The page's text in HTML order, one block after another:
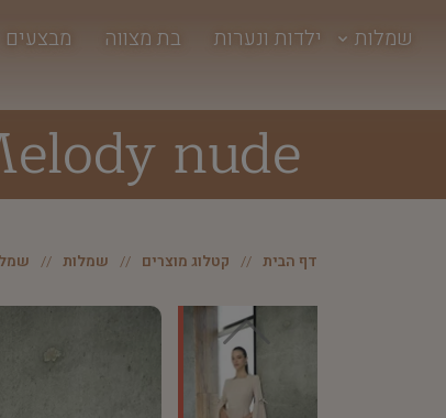
שמלות ילדות ונערות בת מצווה מבצעים
nude
דף הבית קטלוג מוצרים שמלות